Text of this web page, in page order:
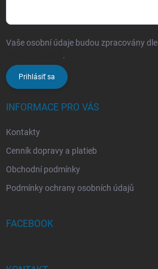
Vaše osobní údaje budou zpracovány dle
.
Prihlásiť sa
INFORMACE PRO VÁS
Kontakty
Cenník dopravy a platieb
Obchodní podmínky
Podmínky ochrany osobních údajů
FACEBOOK